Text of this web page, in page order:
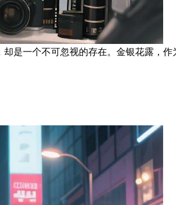
是一个不可忽视的存在。金银花露，